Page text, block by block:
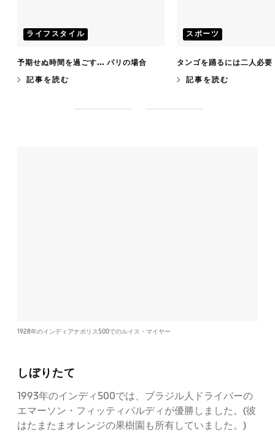
予期せぬ時間を過ごす... パリの場合
記事を読む
ライフスタイル
タンゴを踊るには二人必要
記事を読む
スポーツ
1928年のインディアナポリス500でのルイス・マイヤー
しぼりたて
1993年のインディ500では、ブラジル人ドライバーの
エマーソン・フィッティパルディが優勝しました。(彼
はたまたまオレンジの果樹園も所有していました。)